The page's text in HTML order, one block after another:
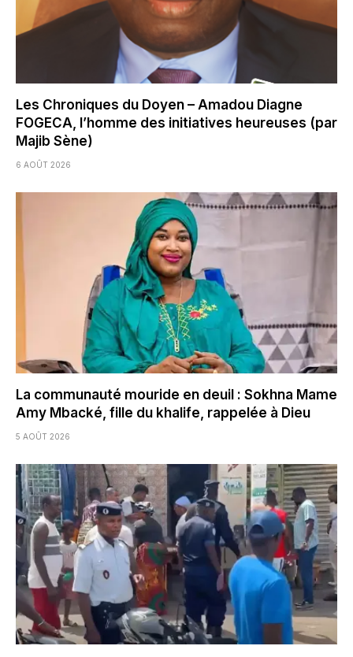
Les Chroniques du Doyen – Amadou Diagne
FOGECA, l’homme des initiatives heureuses (par
Majib Sène)
6 AOÛT 2026
La communauté mouride en deuil : Sokhna Mame
Amy Mbacké, fille du khalife, rappelée à Dieu
5 AOÛT 2026